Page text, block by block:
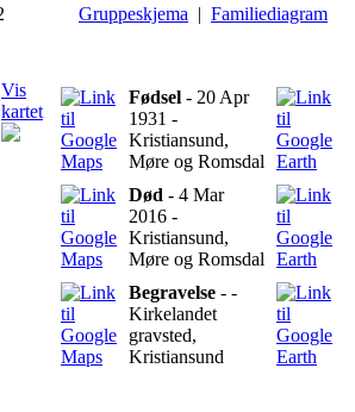
Gruppeskjema | Familiediagram
Vis
kartet
Fødsel - 20 Apr
1931 -
Kristiansund,
Møre og Romsdal
Død - 4 Mar
2016 -
Kristiansund,
Møre og Romsdal
Begravelse - -
Kirkelandet
gravsted,
Kristiansund